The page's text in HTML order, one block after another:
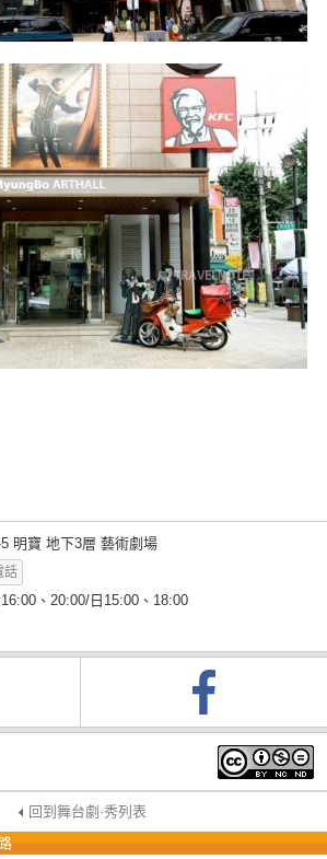
明寶 地下3層 藝術劇場
話
、20:00/日15:00、18:00
回到舞台劇·秀列表